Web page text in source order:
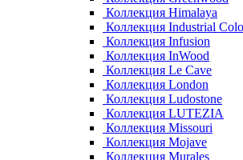
Коллекция Himalaya
Коллекция Industrial
Коллекция Infusion
Коллекция InWood
Коллекция Le Cave
Коллекция London
Коллекция Ludostone
Коллекция LUTEZIA
Коллекция Missouri
Коллекция Mojave
Коллекция Murales